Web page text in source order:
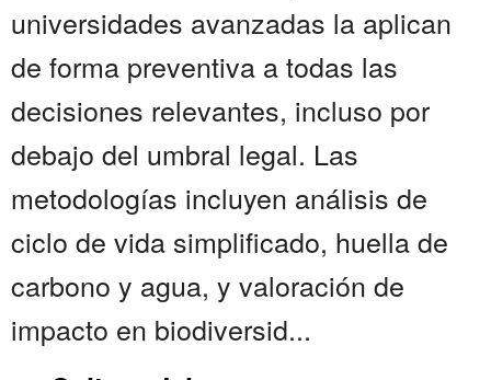
universidades avanzadas la aplican
de forma preventiva a todas las
decisiones relevantes, incluso por
debajo del umbral legal. Las
metodologías incluyen análisis de
ciclo de vida simplificado, huella de
carbono y agua, y valoración de
impacto en biodiversid...